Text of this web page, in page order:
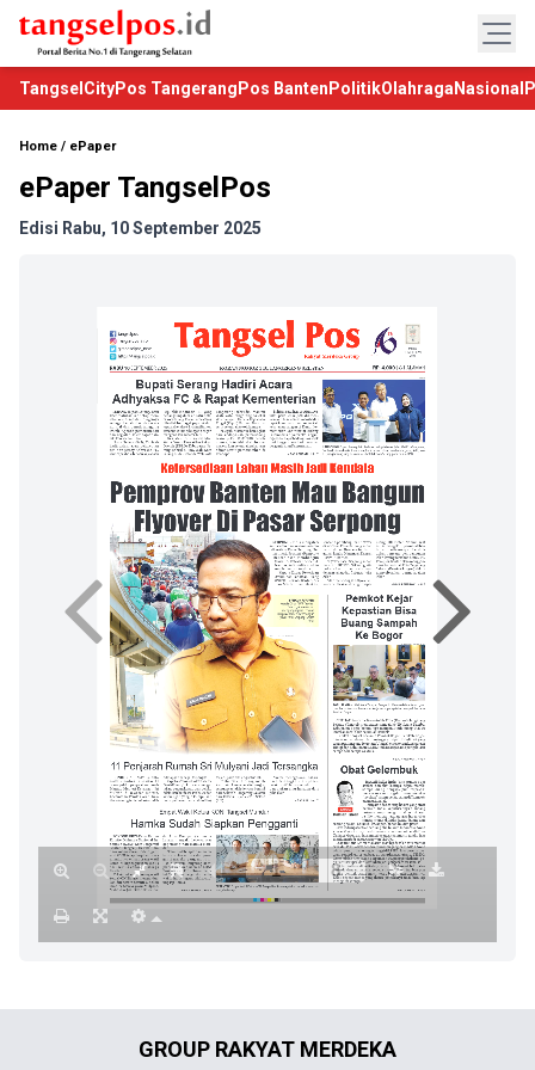
TangselCityPos Tangerang Pos Banten PolitikOlahraga Nasional
Home / ePaper
ePaper TangselPos
Edisi Rabu, 10 September 2025
GROUP RAKYAT MERDEKA